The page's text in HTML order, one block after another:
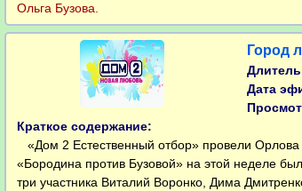
Ольга Бузова.
Город
Дата
Краткое содержание:
«Дом 2 Естественный отбор» провели
«Бородина против Бузовой» на этой неделе
три участника Виталий Воронко, Дима